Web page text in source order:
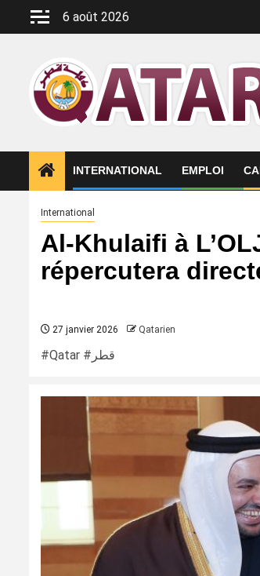
6 août 2026
INTERNATIONAL EMPLOI
International
Al-Khulaifi à
répercutera
27 janvier 2026 Qatarien
#Qatar #قطر